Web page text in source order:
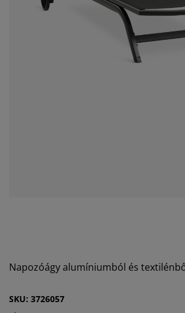
Napozóágy alumíniumból és
SKU: 3726057